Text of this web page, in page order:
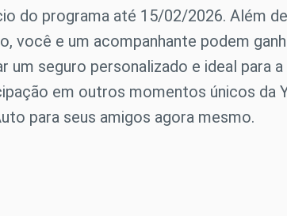
do programa até 15/02/2026. Além
você e um acompanhante podem
um seguro personalizado e ideal para
em outros momentos únicos da
para seus amigos agora mesmo.